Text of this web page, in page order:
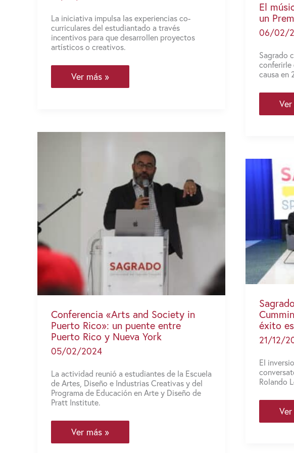
La iniciativa impulsa las experiencias co-
curriculares del estudiantado a través
incentivos para que desarrollen proyectos
artísticos o creativos.
Segunda
cepa
Ver más »
El
un
06/02/
Sagrado
causa en
El
alza
con
un
Conferencia «Arts and Society in
Puerto Rico»: un puente entre
Puerto Rico y Nueva York
05/02/2024
La actividad reunió a estudiantes de la Escuela
de Artes, Diseño e Industrias Creativas y del
Programa de Educación en Arte y Diseño de
Pratt Institute.
Conferencia
«Arts
Ver más »
éxito
21/12/
El
Rolando